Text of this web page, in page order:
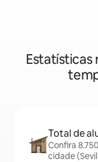
Estatísticas
Total de
Confira
cidade